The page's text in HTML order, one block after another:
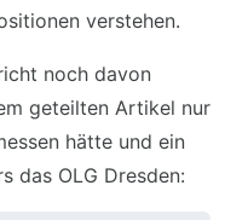
verstehen.
noch davon
geteilten Artikel nur
hätte und ein
das OLG Dresden: